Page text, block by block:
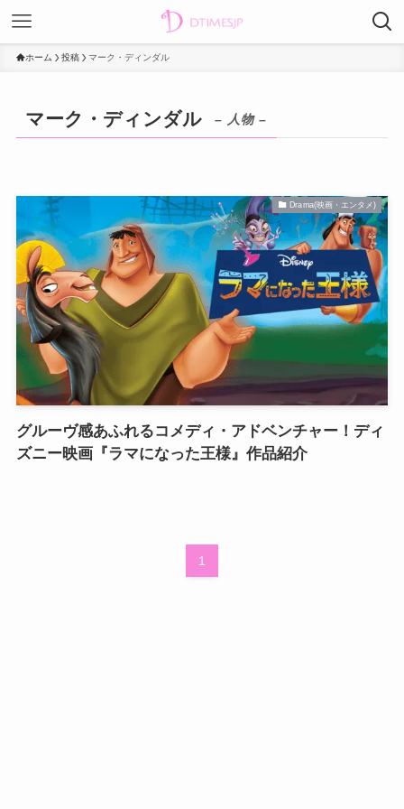
ホーム 投稿 マーク・ディンダル
マーク・ディンダル – 人物 –
Drama(映画・エンタメ)
グルーヴ感あふれるコメディ・アドベンチャー！ディ
ズニー映画『ラマになった王様』作品紹介
1